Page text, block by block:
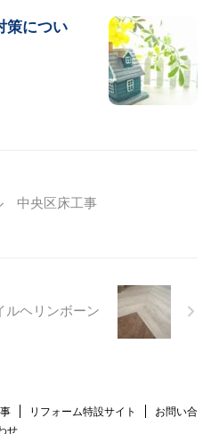
策につい
中央区床工事
ヘリンボーン
リフォーム特設サイト
お問い合
せ